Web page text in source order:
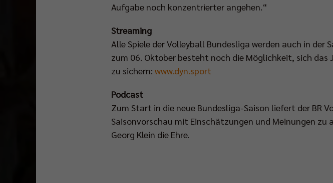
Aufgabe noch konzentrierter angehen.“
Streaming
Alle Spiele der Volleyball Bundesliga werden auch in
zum 06. Oktober besteht noch die Möglichkeit, sich
zu sichern: www.dyn.sport
Podcast
Zum Start in die neue Bundesliga-Saison liefert der BR
Saisonvorschau mit Einschätzungen und Meinungen zu
Georg Klein die Ehre.